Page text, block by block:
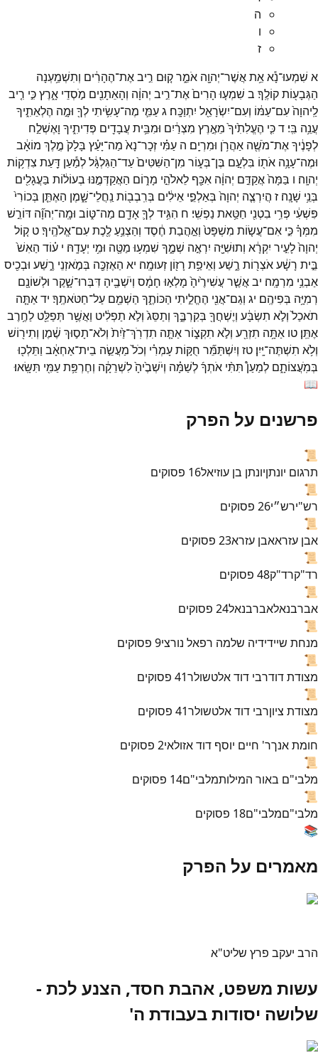
ה
ו
ז
א שִׁמְעוּ־נָ֕אאֵ֥תאֲשֶׁר־יְהוָ֖ה אֹמֵ֑רק֚וּם רִ֣יבאֶת־הֶהָרִ֔ים וְתִשְׁמַ֥עְנָה
הַגְּבָע֖וֹתקוֹלֶֽךָ׃ ב שִׁמְע֤וּ הָרִים֙אֶת־רִ֣יב יְהוָ֔ה וְהָאֵתָנִ֖ים מֹ֣סְדֵי אָ֑רֶץכִּ֣י רִ֤יב
לַֽיהוָה֙עִם־עַמּ֔וֹ וְעִם־יִשְׂרָאֵ֖ל יִתְוַכָּֽח׃ געַמִּ֛י מֶה־עָשִׂ֥יתִי לְךָ֖ וּמָ֣ה הֶלְאֵתִ֑יךָ
עֲנֵ֥ה בִּֽי׃ דכִּ֤י הֶעֱלִתִ֙יךָ֙ מֵאֶ֣רֶץ מִצְרַ֔יִם וּמִבֵּ֥יתעֲבָדִ֖ים פְּדִיתִ֑יךָ וָאֶשְׁלַ֣ח
לְפָנֶ֔יךָאֶת־מֹשֶׁ֖ה אַהֲרֹ֥ן וּמִרְיָֽם׃ ה עַמִּ֗י זְכָר־נָא֙ מַה־יָּעַ֗ץ בָּלָק֙ מֶ֣לֶךְ מוֹאָ֔ב
וּמֶה־עָנָ֥ה אֹת֖וֹ בִּלְעָ֣ם בֶּן־בְּע֑וֹר מִן־הַשִּׁטִּים֙עַד־הַגִּלְגָּ֔ללְמַ֕עַן דַּ֖עַת צִדְק֥וֹת
יְהוָֽה׃ ו בַּמָּה֙אֲקַדֵּ֣ם יְהוָ֔ה אִכַּ֖ף לֵאלֹהֵ֣י מָר֑וֹם הַאֲקַדְּמֶ֣נּוּ בְעוֹל֔וֹת בַּעֲגָלִ֖ים
בְּנֵ֥י שָׁנָֽה׃ ז הֲיִרְצֶ֤ה יְהוָה֙ בְּאַלְפֵ֣י אֵילִ֔ים בְּרִֽבְב֖וֹת נַֽחֲלֵי־שָׁ֑מֶן הַאֶתֵּ֤ן בְּכוֹרִי֙
פִּשְׁעִ֔י פְּרִ֥י בִטְנִ֖י חַטַּ֥את נַפְשִֽׁי׃ ח הִגִּ֥ידלְךָ֛אָדָ֖ם מַה־טּ֑וֹב וּמָֽה־יְהוָ֞ה דּוֹרֵ֣שׁ
מִמְּךָ֗כִּ֣י אִם־עֲשׂ֤וֹת מִשְׁפָּט֙ וְאַ֣הֲבַת חֶ֔סֶד וְהַצְנֵ֥עַלֶ֖כֶתעִם־אֱלֹהֶֽיךָ׃ט ק֤וֹל
יְהוָה֙לָעִ֣יר יִקְרָ֔א וְתוּשִׁיָּ֖ה יִרְאֶ֣ה שְׁמֶ֑ךָ שִׁמְע֥וּ מַטֶּ֖ה וּמִ֥י יְעָדָֽהּ׃ י ע֗וֹד הַאִשׁ֙
בֵּ֣ית רָשָׁ֔עאֹצְר֖וֹת רֶ֑שַׁע וְאֵיפַ֥ת רָז֖וֹן זְעוּמָֽה׃ יא הַאֶזְכֶּ֖ה בְּמֹ֣אזְנֵי רֶ֑שַׁע וּבְכִ֖יס
אַבְנֵ֥י מִרְמָֽה׃ יבאֲשֶׁ֤רעֲשִׁירֶ֙יהָ֙ מָלְא֣וּ חָמָ֔ס וְיֹשְׁבֶ֖יהָ דִּבְּרוּ־שָׁ֑קֶר וּלְשׁוֹנָ֖ם
רְמִיָּ֥ה בְּפִיהֶֽם׃ יג וְגַם־אֲנִ֖י הֶחֱלֵ֣יתִי הַכּוֹתֶ֑ךָ הַשְׁמֵ֖ם עַל־חַטֹּאתֶֽךָ׃ ידאַתָּ֤ה
תֹאכַל֙ וְלֹ֣א תִשְׂבָּ֔ע וְיֶשְׁחֲךָ֖ בְּקִרְבֶּ֑ךָ וְתַסֵּג֙ וְלֹ֣א תַפְלִ֔יט וַאֲשֶׁ֥ר תְּפַלֵּ֖ט לַחֶ֥רֶב
אֶתֵּֽן׃ טו אַתָּ֥ה תִזְרַ֖ע וְלֹ֣א תִקְצ֑וֹראַתָּ֤ה תִדְרֹֽךְ־זַ֙יִת֙ וְלֹא־תָס֣וּךְ שֶׁ֔מֶן וְתִיר֖וֹשׁ
וְלֹ֥א תִשְׁתֶּה־יָּֽיִן׃ טז וְיִשְׁתַּמֵּ֞ר חֻקּ֣וֹתעָמְרִ֗י וְכֹל֙ מַעֲשֵׂ֣ה בֵית־אַחְאָ֔ב וַתֵּלְכ֖וּ
בְּמֹֽעֲצוֹתָ֑ם לְמַעַן֩ תִּתִּ֨י אֹתְךָ֜לְשַׁמָּ֗ה וְיֹשְׁבֶ֙יהָ֙לִשְׁרֵקָ֔ה וְחֶרְפַּ֥תעַמִּ֖י תִּשָּֽׂאוּ׃
📖
פרשנים על הפרק
📜
תרגום יונתןיונתן בן עוזיאל16 פסוקים
📜
רש"ירש״י26 פסוקים
📜
אבן עזראאבן עזרא23 פסוקים
📜
רד"קרד"ק48 פסוקים
📜
אברבנאלאברבנאל24 פסוקים
📜
מנחת שיידידיה שלמה רפאל נורצי9 פסוקים
📜
מצודת דודרבי דוד אלטשולר41 פסוקים
📜
מצודת ציוןרבי דוד אלטשולר41 פסוקים
📜
חומת אנךר' חיים יוסף דוד אזולאי2 פסוקים
📜
מלבי"ם באור המילותמלבי"ם14 פסוקים
📜
מלבי"םמלבי"ם18 פסוקים
📚
מאמרים על הפרק
הרב יעקב פרץ שליט"א
עשות משפט, אהבת חסד, הצנע לכת -
שלושה יסודות בעבודת ה'